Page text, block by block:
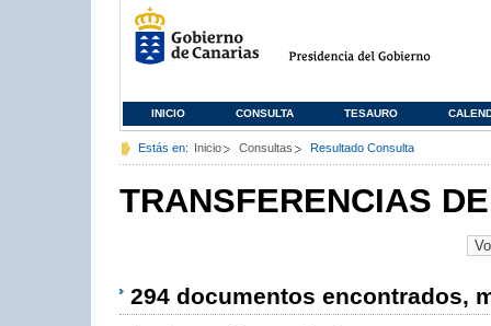
INICIO CONSULTA TESAURO
Estás en: Inicio Consultas Resultado Consulta
TRANSFERENCIAS
294 documentos encontrados,